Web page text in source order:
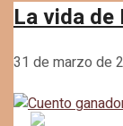
La vida de
31 de marzo de